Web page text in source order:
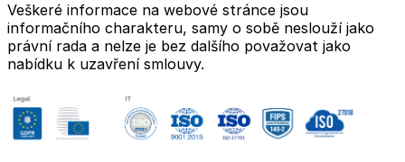
Veškeré informace na webové stránce jsou
informačního charakteru, samy o sobě neslouží jako
právní rada a nelze je bez dalšího považovat jako
nabídku k uzavření smlouvy.